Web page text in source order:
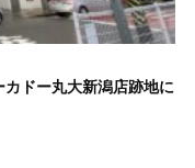
ドー丸大新潟店跡地に